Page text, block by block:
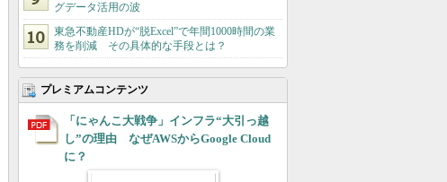
グデータ活用の波
東急不動産HDが“脱Excel”で年間1000時間の業
務を削減 その具体的な手段とは？
プレミアムコンテンツ
「にゃんこ大戦争」インフラ“大引っ越
し”の理由 なぜAWSからGoogle Cloud
に？